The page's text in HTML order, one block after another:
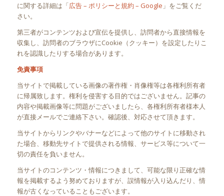
に関する詳細は「広告 – ポリシーと規約 – Google 」をご覧くだ
さい。
第三者がコンテンツおよび宣伝を提供し、訪問者から直接情報を
収集し、訪問者のブラウザにCookie（クッキー）を設定したりこ
れを認識したりする場合があります。
免責事項
当サイトで掲載している画像の著作権・肖像権等は各権利所有者
に帰属致します。権利を侵害する目的ではございません。記事の
内容や掲載画像等に問題がございましたら、各権利所有者様本人
が直接メールでご連絡下さい。確認後、対応させて頂きます。
当サイトからリンクやバナーなどによって他のサイトに移動され
た場合、移動先サイトで提供される情報、サービス等について一
切の責任を負いません。
当サイトのコンテンツ・情報につきまして、可能な限り正確な情
報を掲載するよう努めておりますが、誤情報が入り込んだり、情
報が古くなっていることもございます。